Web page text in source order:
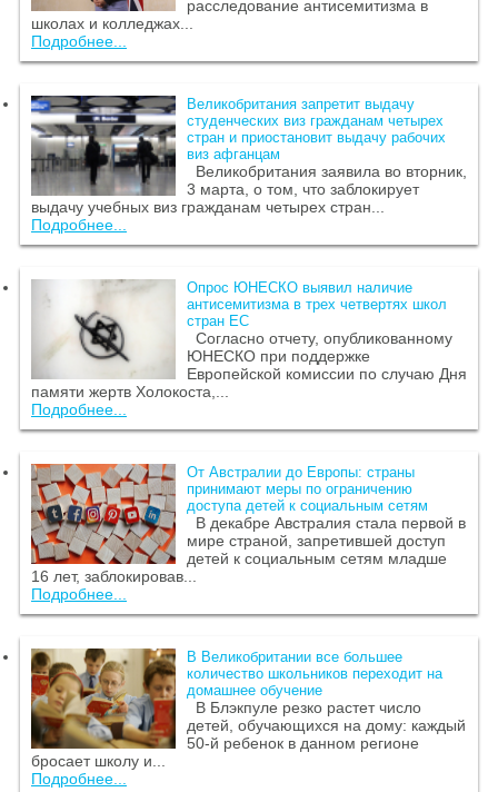
расследование антисемитизма в
школах и колледжах...
Подробнее...
Великобритания запретит выдачу
студенческих виз гражданам четырех
стран и приостановит выдачу рабочих
виз афганцам
Великобритания заявила во вторник,
3 марта, о том, что заблокирует
выдачу учебных виз гражданам четырех стран...
Подробнее...
Опрос ЮНЕСКО выявил наличие
антисемитизма в трех четвертях школ
стран ЕС
Согласно отчету, опубликованному
ЮНЕСКО при поддержке
Европейской комиссии по случаю Дня
памяти жертв Холокоста,...
Подробнее...
От Австралии до Европы: страны
принимают меры по ограничению
доступа детей к социальным сетям
В декабре Австралия стала первой в
мире страной, запретившей доступ
детей к социальным сетям младше
16 лет, заблокировав...
Подробнее...
В Великобритании все большее
количество школьников переходит на
домашнее обучение
В Блэкпуле резко растет число
детей, обучающихся на дому: каждый
50-й ребенок в данном регионе
бросает школу и...
Подробнее...